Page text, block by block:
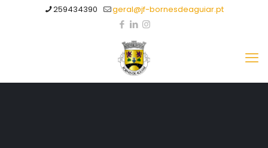
259434390 geral@jf-bornesdeaguiar.pt